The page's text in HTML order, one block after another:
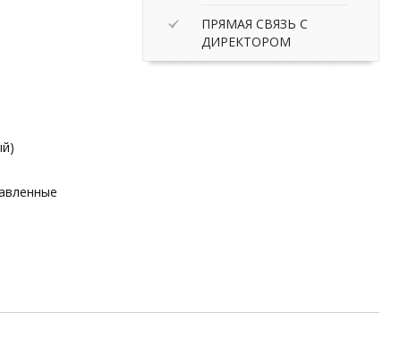
ПРЯМАЯ СВЯЗЬ С
ДИРЕКТОРОМ